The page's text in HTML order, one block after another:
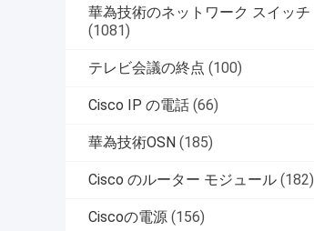
華為技術のネットワーク スイッチ
(1081)
テレビ会議の終点 (100)
Cisco IP の電話 (66)
華為技術OSN (185)
Cisco のルーター モジュール (182)
Ciscoの電源 (156)